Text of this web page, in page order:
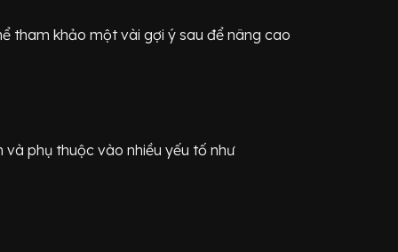
tham khảo một vài gợi ý sau để nâng cao
và phụ thuộc vào nhiều yếu tố như